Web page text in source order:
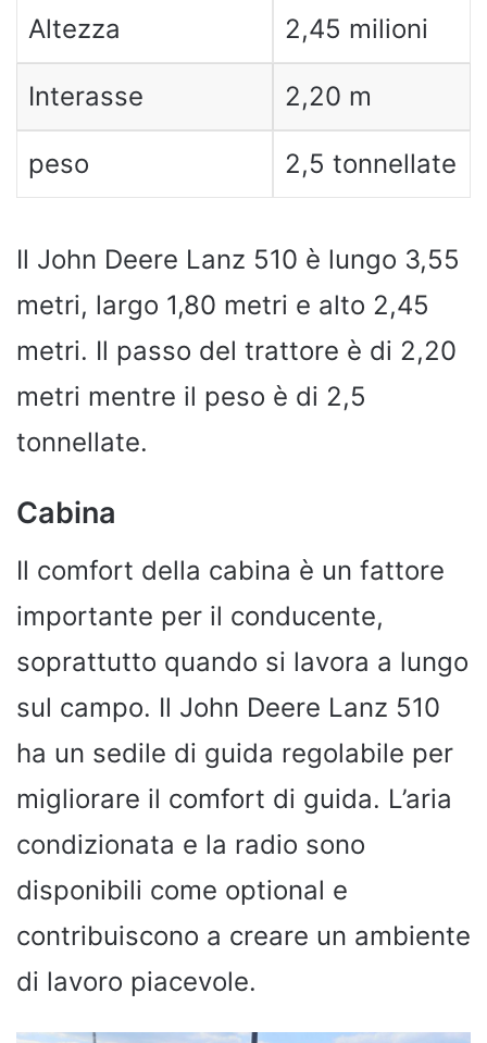
Altezza 2,45 milioni
Interasse 2,20 m
peso 2,5 tonnellate
Il John Deere Lanz 510 è lungo 3,55
metri, largo 1,80 metri e alto 2,45
metri. Il passo del trattore è di 2,20
metri mentre il peso è di 2,5
tonnellate.
Cabina
Il comfort della cabina è un fattore
importante per il conducente,
soprattutto quando si lavora a lungo
sul campo. Il John Deere Lanz 510
ha un sedile di guida regolabile per
migliorare il comfort di guida. L’aria
condizionata e la radio sono
disponibili come optional e
contribuiscono a creare un ambiente
di lavoro piacevole.